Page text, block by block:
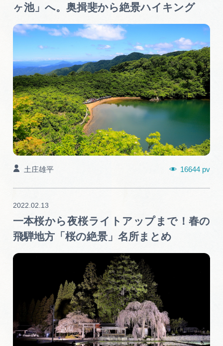
ヶ池」へ。奥揖斐から絶景ハイキング
16644 pv
土庄雄平
一本桜から夜桜ライトアップまで！春の
飛騨地方「桜の絶景」名所まとめ
2022.02.13